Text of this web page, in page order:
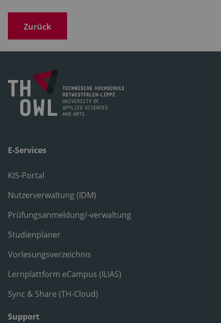
Zurück
E-Services
KIS-Portal
Nutzerverwaltung (IDM)
Prüfungsanmeldung/-verwaltung
Studienplaner
Vorlesungsverzeichnis
Lernplattform eCampus (ILIAS)
Sync & Share (TH-Cloud)
Support